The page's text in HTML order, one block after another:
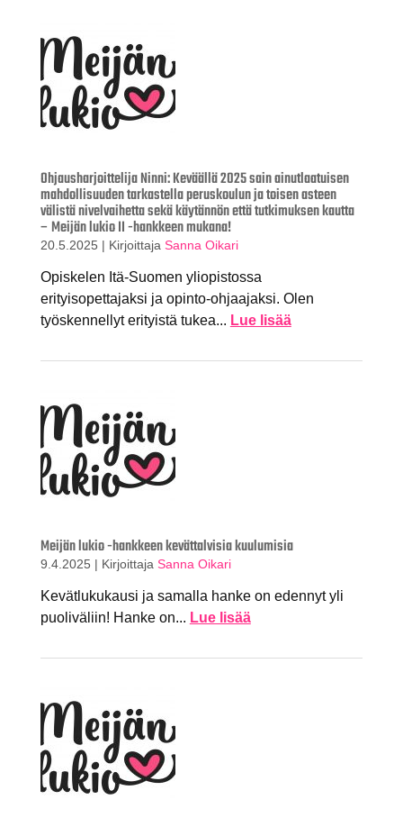
Ohjausharjoittelija Ninni: Keväällä 2025 sain ainutlaatuisen
mahdollisuuden tarkastella peruskoulun ja toisen asteen
välistä nivelvaihetta sekä käytännön että tutkimuksen kautta
– Meijän lukio II -hankkeen mukana!
20.5.2025 | Kirjoittaja Sanna Oikari
Opiskelen Itä-Suomen yliopistossa
erityisopettajaksi ja opinto-ohjaajaksi. Olen
työskennellyt erityistä tukea... Lue lisää
Meijän lukio -hankkeen kevättalvisia kuulumisia
9.4.2025 | Kirjoittaja Sanna Oikari
Kevätlukukausi ja samalla hanke on edennyt yli
puoliväliin! Hanke on... Lue lisää